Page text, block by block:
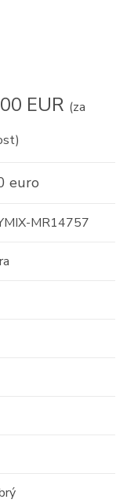
EUR (za
euro
MR14757